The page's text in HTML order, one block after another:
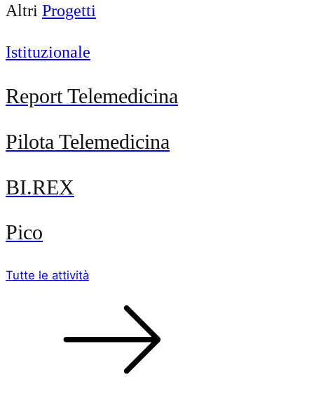
Altri Progetti
Istituzionale
Report Telemedicina
Pilota Telemedicina
BI.REX
Pico
Tutte le attività